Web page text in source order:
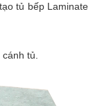
tủ bếp Laminate
tủ.